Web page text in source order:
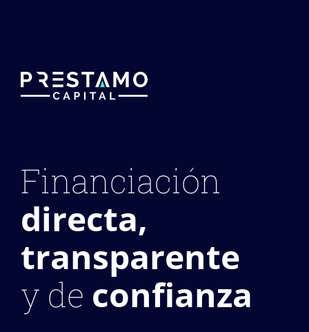
Financiación
directa,
transparente
y de confianza